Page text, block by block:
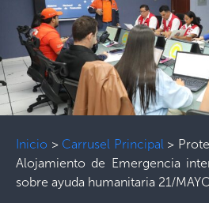
Inicio > Carrusel Principal>
Alojamiento de Emergencia
sobre ayuda humanitaria 21/